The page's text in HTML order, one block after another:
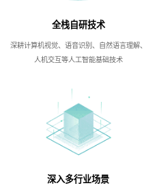
全栈自研技术
深耕计算机视觉、语音识别、自然语言理解、
人机交互等人工智能基础技术
深入多行业场景